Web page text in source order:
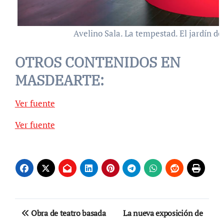
Avelino Sala. La tempestad. El jardín
OTROS CONTENIDOS EN
MASDEARTE:
Ver fuente
Ver fuente
Navegación
Obra de teatro basada La nueva exposición de